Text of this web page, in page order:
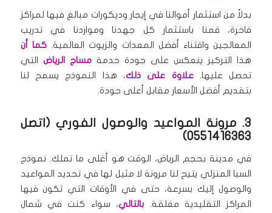
بدلاً من استثمار أموالنا في إيجار وديكورات مبالغ فيها لمراكز
فاخرة، قمنا باستثمار كل جهدنا ومواردنا في تدريب
المعالجين واقتناء أفضل المعدات والزيوت العالمية.كما أن
هذا التركيز ينعكس على جودة خدمةمساج الرياض التي
تحصل عليها.علاوة على ذلك، هذا النموذج يسمح لنا
بتقديم أفضل الأسعار مقابل أعلى جودة.
3. مرونة المواعيد والوصول الفوري (اتصل
0551416363)
في مدينة بحجم الرياض، الوقت هو أغلى ما تملك. نموذج
السبا المنزلي يتيح لنا مرونة لا مثيل لها في تحديد المواعيد
والوصول إليك بسرعة، حتى في الأوقات التي تكون فيها
المراكز التقليدية مغلقة. بالتالي، سواء كنت في شمال